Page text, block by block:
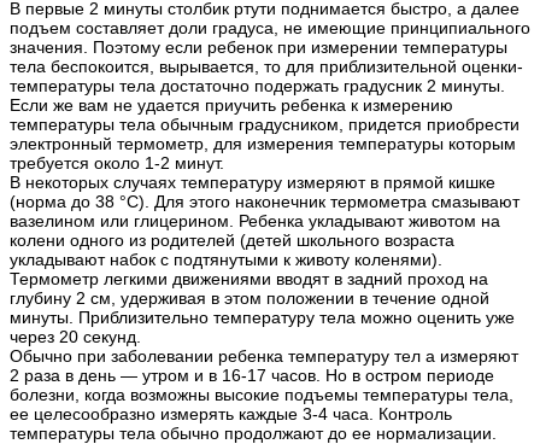
В первые 2 минуты столбик ртути поднимается быстро, а далее
подъем составляет доли градуса, не имеющие принципиального
значения. Поэтому если ребенок при измерении температуры
тела беспокоится, вырывается, то для приблизительной оценки-
температуры тела достаточно подержать градусник 2 минуты.
Если же вам не удается приучить ребенка к измерению
температуры тела обычным градусником, придется приобрести
электронный термометр, для измерения температуры которым
требуется около 1-2 минут.
В некоторых случаях температуру измеряют в прямой кишке
(норма до 38 °С). Для этого наконечник термометра смазывают
вазелином или глицерином. Ребенка укладывают животом на
колени одного из родителей (детей школьного возраста
укладывают набок с подтянутыми к животу коленями).
Термометр легкими движениями вводят в задний проход на
глубину 2 см, удерживая в этом положении в течение одной
минуты. Приблизительно температуру тела можно оценить уже
через 20 секунд.
Обычно при заболевании ребенка температуру тел а измеряют
2 раза в день — утром и в 16-17 часов. Но в остром периоде
болезни, когда возможны высокие подъемы температуры тела,
ее целесообразно измерять каждые 3-4 часа. Контроль
температуры тела обычно продолжают до ее нормализации.